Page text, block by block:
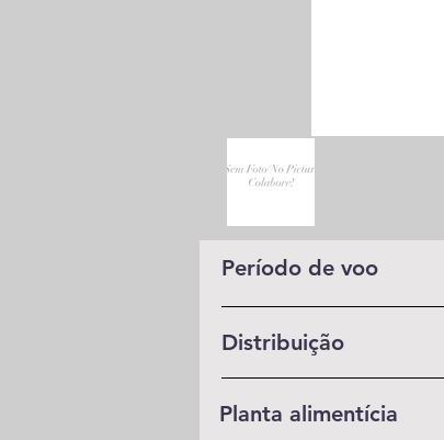
Período de voo
Distribuição
Planta alimentícia